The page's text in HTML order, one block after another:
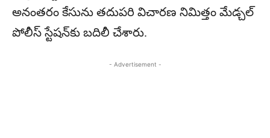
అనంతరం కేసును తదుపరి విచారణ నిమిత్తం మేడ్చల్
పోలీస్ స్టేషన్‌కు బదిలీ చేశారు.
- Advertisement -